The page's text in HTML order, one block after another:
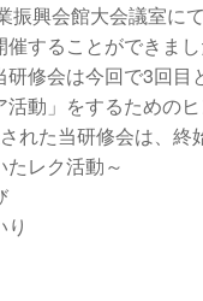
振興会館大会議室に
することができま
修会は今回で3回
活動」をするための
れた当研修会は、終
たレク活動～